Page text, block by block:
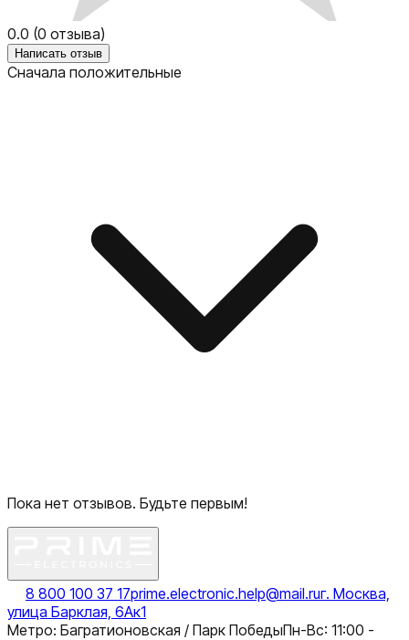
0.0 (0 отзыва)
Написать отзыв
Сначала положительные
Пока нет отзывов. Будьте первым!
8 800 100 37 17prime.electronic.help@mail.ruг. Москва,
улица Барклая, 6Ак1
Метро: Багратионовская / Парк ПобедыПн-Вс: 11:00 -